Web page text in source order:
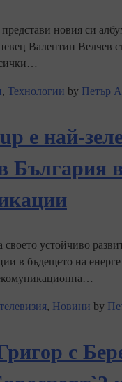
новия си
Валентин Велчев
, Технологии by Петър
e най-
България
своето устойчиво
в бъдещето на
, Новини by
с